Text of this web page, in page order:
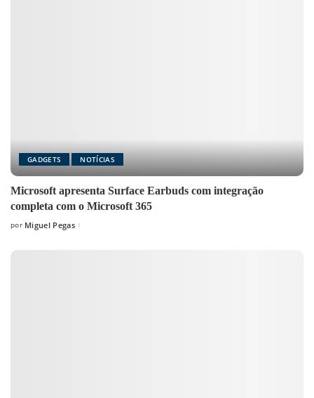
GADGETS NOTÍCIAS
Microsoft apresenta Surface Earbuds com integração
completa com o Microsoft 365
Posted
por Miguel Pegas